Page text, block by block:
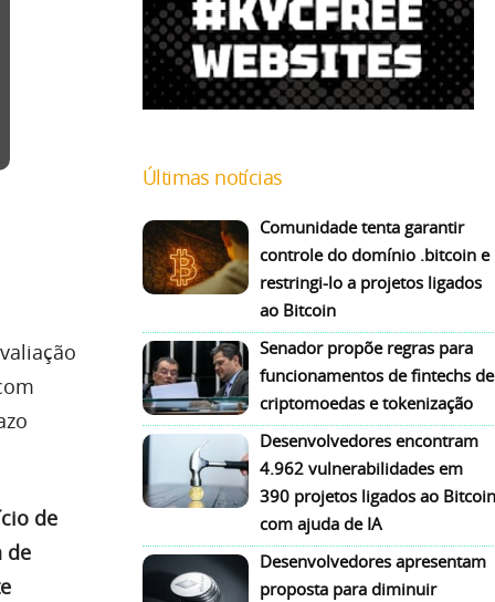
de
de
Últimas notícias
Comunidade tenta garantir
controle do domínio .bitcoin e
restringi-lo a projetos ligados
ao Bitcoin
Senador propõe regras para
funcionamentos de fintechs de
criptomoedas e tokenização
Desenvolvedores encontram
4.962 vulnerabilidades em
390 projetos ligados ao Bitcoin
com ajuda de IA
Desenvolvedores apresentam
proposta para diminuir